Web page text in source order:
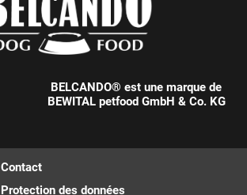
BELCANDO® est une marque de
BEWITAL petfood GmbH & Co. KG
Contact
Protection des données